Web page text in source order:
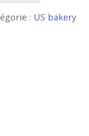
: US bakery